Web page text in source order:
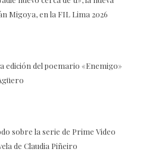
Migoya, en la FIL Lima 2026
edición del poemario «Enemigo»
sobre la serie de Prime Video
de Claudia Piñeiro